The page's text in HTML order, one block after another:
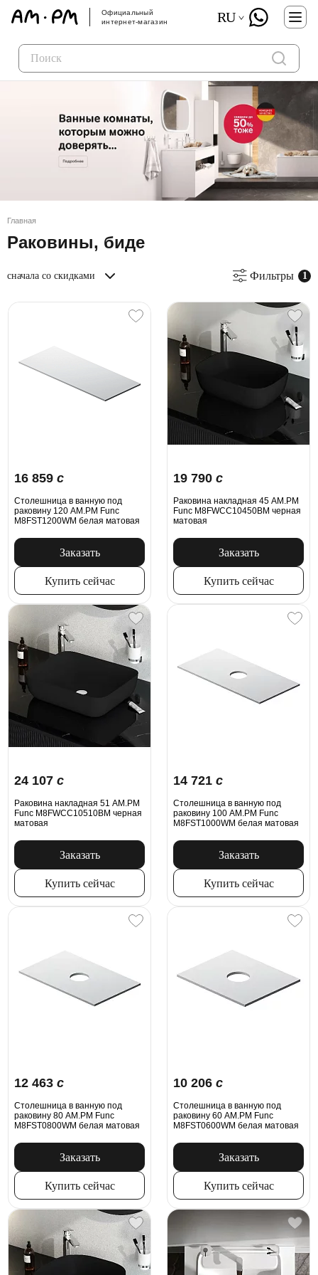
Официальный
интернет-магазин
RU
Главная
Раковины, биде
сначала со скидками Фильтры
16 859 c
Столешница в ванную под
раковину 120 AM.PM Func
M8FST1200WM белая матовая
Заказать
Купить сейчас
19 790 c
Раковина накладная 45 AM.PM
Func M8FWCC10450BM черная
матовая
Заказать
Купить сейчас
24 107 c
Раковина накладная 51 AM.PM
Func M8FWCC10510BM черная
матовая
Заказать
Купить сейчас
14 721 c
Столешница в ванную под
раковину 100 AM.PM Func
M8FST1000WM белая матовая
Заказать
Купить сейчас
12 463 c
Столешница в ванную под
раковину 80 AM.PM Func
M8FST0800WM белая матовая
Заказать
Купить сейчас
10 206 c
Столешница в ванную под
раковину 60 AM.PM Func
M8FST0600WM белая матовая
Заказать
Купить сейчас